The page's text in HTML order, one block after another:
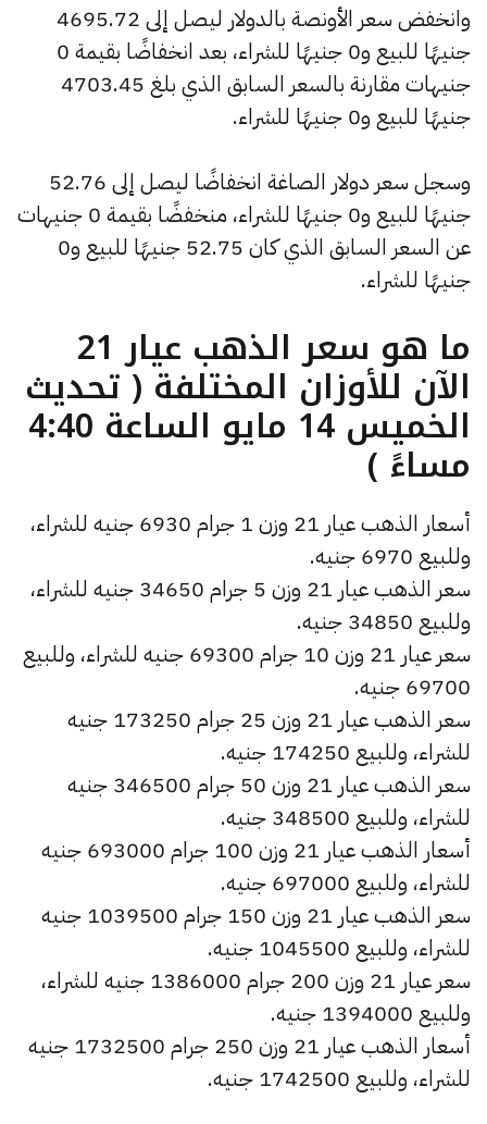
وانخفض سعر الأونصة بالدولار ليصل إلى 4695.72
جنيهًا للبيع و0 جنيهًا للشراء، بعد انخفاضًا بقيمة 0
جنيهات مقارنة بالسعر السابق الذي بلغ 4703.45
جنيهًا للبيع و0 جنيهًا للشراء.
وسجل سعر دولار الصاغة انخفاضًا ليصل إلى 52.76
جنيهًا للبيع و0 جنيهًا للشراء، منخفضًا بقيمة 0 جنيهات
عن السعر السابق الذي كان 52.75 جنيهًا للبيع و0
جنيهًا للشراء.
ما هو سعر الذهب عيار 21
الآن للأوزان المختلفة ( تحديث
الخميس 14 مايو الساعة 4:40
مساءً )
أسعار الذهب عيار 21 وزن 1 جرام 6930 جنيه للشراء،
وللبيع 6970 جنيه.
سعر الذهب عيار 21 وزن 5 جرام 34650 جنيه للشراء،
وللبيع 34850 جنيه.
سعر عيار 21 وزن 10 جرام 69300 جنيه للشراء، وللبيع
69700 جنيه.
سعر الذهب عيار 21 وزن 25 جرام 173250 جنيه
للشراء، وللبيع 174250 جنيه.
سعر الذهب عيار 21 وزن 50 جرام 346500 جنيه
للشراء، وللبيع 348500 جنيه.
أسعار الذهب عيار 21 وزن 100 جرام 693000 جنيه
للشراء، وللبيع 697000 جنيه.
سعر الذهب عيار 21 وزن 150 جرام 1039500 جنيه
للشراء، وللبيع 1045500 جنيه.
سعر عيار 21 وزن 200 جرام 1386000 جنيه للشراء،
وللبيع 1394000 جنيه.
أسعار الذهب عيار 21 وزن 250 جرام 1732500 جنيه
للشراء، وللبيع 1742500 جنيه.